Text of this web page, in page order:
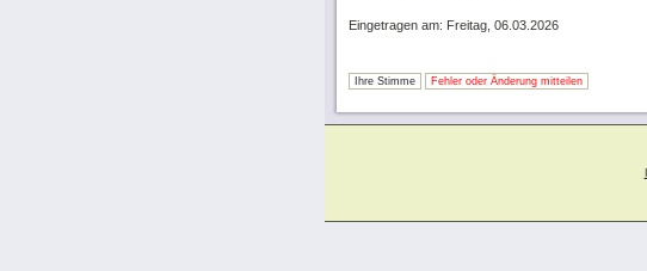
Eingetragen am: Freitag, 06.03.2026
Ihre Stimme Fehler oder Änderung mitteilen